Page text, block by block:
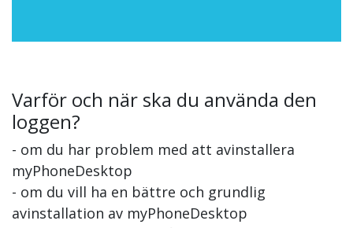
Varför och när ska du använda den
loggen?
- om du har problem med att avinstallera
myPhoneDesktop
- om du vill ha en bättre och grundlig
avinstallation av myPhoneDesktop